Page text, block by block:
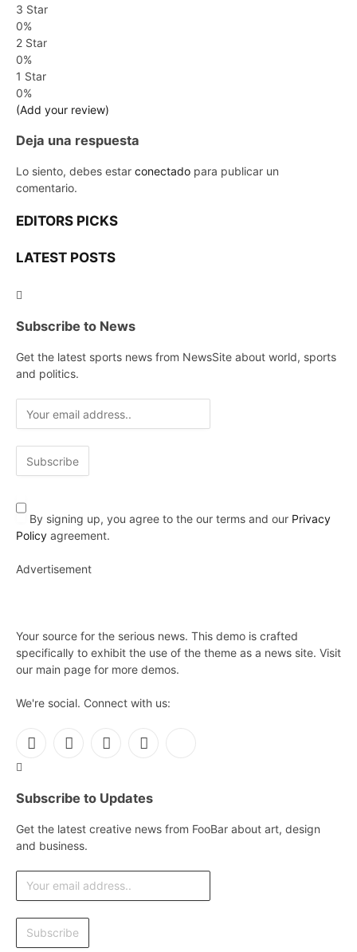
3 Star
0%
2 Star
0%
1 Star
0%
(Add your review)
Deja una respuesta
Lo siento, debes estar conectado para publicar un
comentario.
EDITORS PICKS
LATEST POSTS
Subscribe to News
Get the latest sports news from NewsSite about world, sports
and politics.
By signing up, you agree to the our terms and our Privacy
Policy agreement.
Advertisement
Your source for the serious news. This demo is crafted
specifically to exhibit the use of the theme as a news site. Visit
our main page for more demos.
We're social. Connect with us:
Facebook
X
InstagramPinterest
Subscribe to Updates
Get the latest creative news from FooBar about art, design
and business.